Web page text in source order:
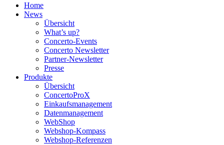
Home
News
Übersicht
What’s up?
Concerto-Events
Concerto Newsletter
Partner-Newsletter
Presse
Produkte
Übersicht
ConcertoProX
Einkaufsmanagement
Datenmanagement
WebShop
Webshop-Kompass
Webshop-Referenzen